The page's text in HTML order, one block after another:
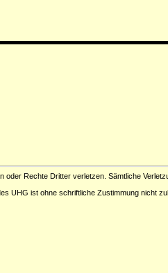
Rechte Dritter verletzen. Sämtliche
UHG ist ohne schriftliche Zustimmung nicht